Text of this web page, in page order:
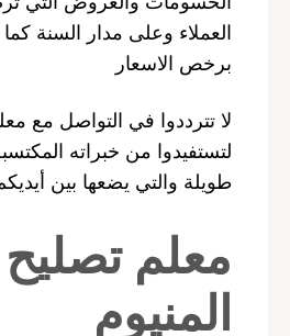
العملاء وعلى مدار السنة كما
برخص الاسعار
لا تترددوا في التواصل مع
لتستفيدوا من خبراته
طويلة والتي يضعها بين
معلم
المنيوم